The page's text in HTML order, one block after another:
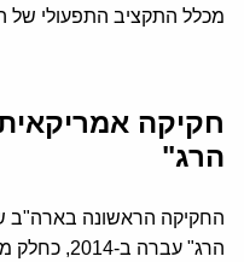
מכלל התקציב התפעולי של
חקיקה
הרג"
החקיקה הראשונה בארה"ב
הרג" עברה